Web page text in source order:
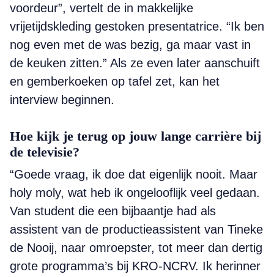
voordeur”, vertelt de in makkelijke
vrijetijdskleding gestoken presentatrice. “Ik ben
nog even met de was bezig, ga maar vast in
de keuken zitten.” Als ze even later aanschuift
en gemberkoeken op tafel zet, kan het
interview beginnen.
Hoe kijk je terug op jouw lange carrière bij
de televisie?
“Goede vraag, ik doe dat eigenlijk nooit. Maar
holy moly, wat heb ik ongelooflijk veel gedaan.
Van student die een bijbaantje had als
assistent van de productieassistent van Tineke
de Nooij, naar omroepster, tot meer dan dertig
grote programma’s bij KRO-NCRV. Ik herinner